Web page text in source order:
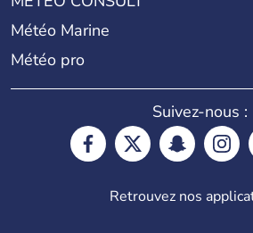
Météo Marine
Météo pro
Suivez-nous :
Retrouvez nos